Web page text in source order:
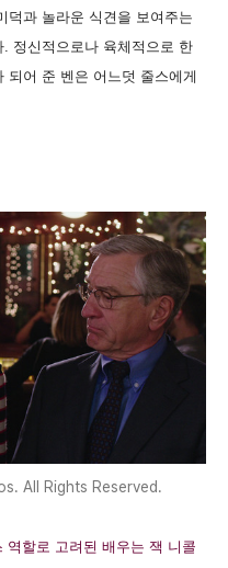
덕과 놀라운 식견을 보여주는
정신적으로나 육체적으로 한
되어 준 벤은 어느덧 줄스에게
All Rights Reserved.
할로 고려된 배우는 잭 니콜